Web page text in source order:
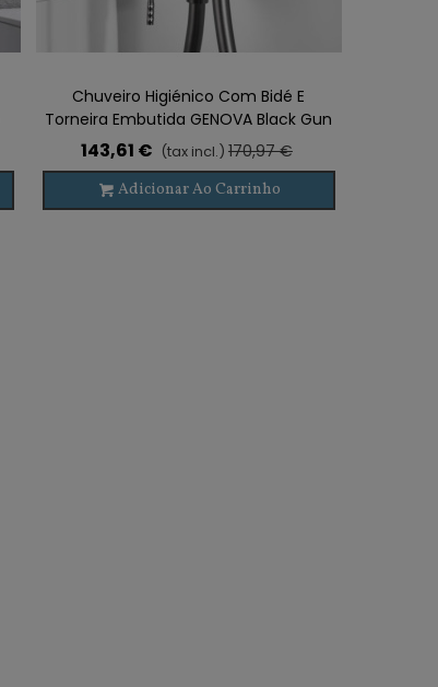
Chuveiro Higiénico Com Bidé E
Torneira Embutida GENOVA Black Gun
Metal
143,61 € (tax incl.) 170,97 €
Adicionar Ao Carrinho